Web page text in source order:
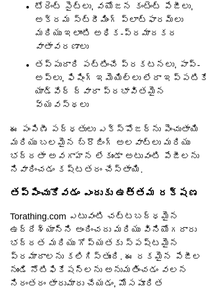
టోరెంట్ సైట్‌లు, వయోజన కంటెంట్ పేజీలు,
అక్రమ స్ట్రీమింగ్ ప్లాట్‌ఫారమ్‌లు
మరియు ఇలాంటి అధిక-ప్రమాదకర
వాతావరణాలు
తప్పుదారి పట్టించే ప్రకటనలు, పాప్-
అప్‌లు, ఫిషింగ్ ఇమెయిల్‌లు లేదా ఇప్పటికే
యాడ్‌వేర్ ద్వారా ప్రభావితమైన
వ్యవస్థలు
ఈ పంపిణీ పద్ధతులు ఎక్స్‌పోజర్‌ను పెంచుతాయి
మరియు బలమైన బ్రౌజింగ్ అలవాట్లు మరియు
భద్రతా అవగాహన లేకుండా అటువంటి పేజీలను
నివారించడం కష్టతరం చేస్తాయి.
తప్పించుకోవడం ఎందుకు ఉత్తమ రక్షణ
Torathing.com ఎటువంటి చట్టబద్ధమైన
ఉద్దేశ్యాన్ని అందించదు మరియు వినియోగదారు
భద్రత మరియు గోప్యతకు స్పష్టమైన
ప్రమాదాలను కలిగిస్తుంది. ఈ రకమైన పేజీల
నుండి నోటిఫికేషన్‌లను అనుమతించడం వలన
నిరంతరం తారుమారు చేయడం, మోసపూరిత